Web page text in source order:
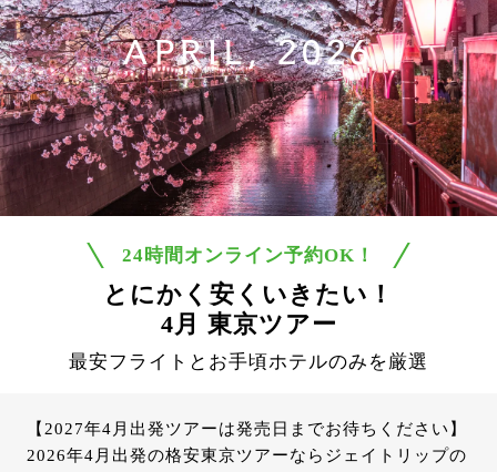
APRIL, 2026
24時間オンライン予約OK！
とにかく安くいきたい！
4月 東京ツアー
最安フライトとお手頃ホテルのみを厳選
【2027年4月出発ツアーは発売日までお待ちください】
2026年4月出発の格安東京ツアーならジェイトリップの